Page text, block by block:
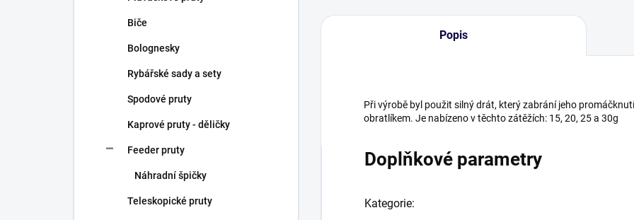
Biče
Bolognesky
Rybářské sady a sety
Spodové pruty
Kaprové pruty - děličky
Feeder pruty
Náhradní špičky
Teleskopické pruty
Popis
Při výrobě byl použit silný drát, který zabrání jeho
obratlíkem. Je nabízeno v těchto zátěžích: 15, 20, 25 a 30g
Doplňkové parametry
Kategorie: